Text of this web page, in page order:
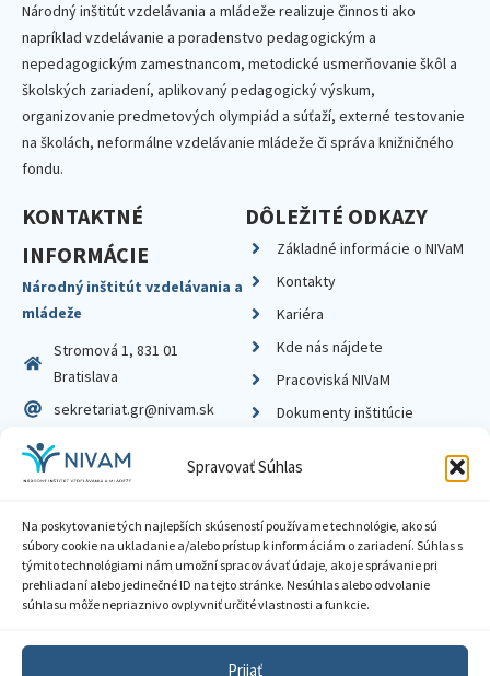
Spravovať Súhlas
Na poskytovanie tých najlepších skúseností používame technológie, ako sú
súbory cookie na ukladanie a/alebo prístup k informáciám o zariadení. Súhlas s
týmito technológiami nám umožní spracovávať údaje, ako je správanie pri
prehliadaní alebo jedinečné ID na tejto stránke. Nesúhlas alebo odvolanie
súhlasu môže nepriaznivo ovplyvniť určité vlastnosti a funkcie.
Prijať
Národný inštitút vzdelávania a mládeže realizuje činnosti ako
napríklad vzdelávanie a poradenstvo pedagogickým a
nepedagogickým zamestnancom, metodické usmerňovanie škôl a
školských zariadení, aplikovaný pedagogický výskum,
organizovanie predmetových olympiád a súťaží, externé testovanie
na školách, neformálne vzdelávanie mládeže či správa knižničného
fondu.
KONTAKTNÉ
INFORMÁCIE
Národný inštitút vzdelávania a
mládeže
Stromová 1, 831 01
Bratislava
sekretariat.gr@nivam.sk
IČO: 00164348
DIČ: 2020798714
DÔLEŽITÉ ODKAZY
Základné informácie o NIVaM
Kontakty
Kariéra
Kde nás nájdete
Pracoviská NIVaM
Dokumenty inštitúcie
Zásady ochrany súkromia